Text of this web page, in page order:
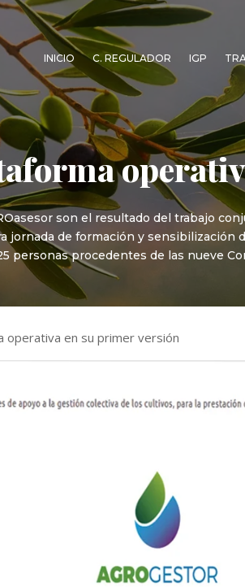
INICIO C. REGULADOR IGP
son el resultado del trabajo
jornada de formación y sensibilización
personas procedentes de las nueve
operativa en su primer versión